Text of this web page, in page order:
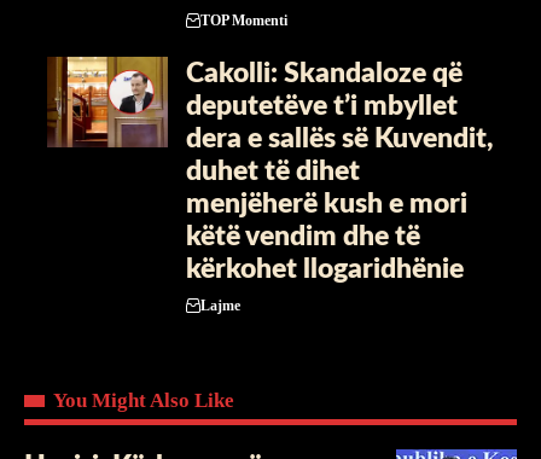
TOP Momenti
Cakolli: Skandaloze që
deputetëve t’i mbyllet
dera e sallës së Kuvendit,
duhet të dihet
menjëherë kush e mori
këtë vendim dhe të
kërkohet llogaridhënie
Lajme
You Might Also Like